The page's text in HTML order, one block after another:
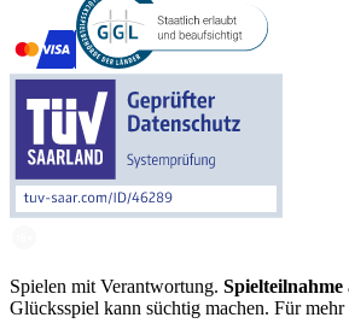
Spielen mit Verantwortung.
Glücksspiel kann süchtig machen. Für